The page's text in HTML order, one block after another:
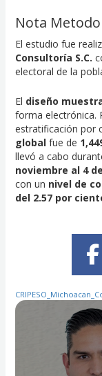
Nota
El estudio fue
Consultoría S.C.
electoral de la
El diseño
forma electrónica.
estratificación por
globalfue de
llevó a cabo
noviembre al 4
con un nivel de
del 2.57 por